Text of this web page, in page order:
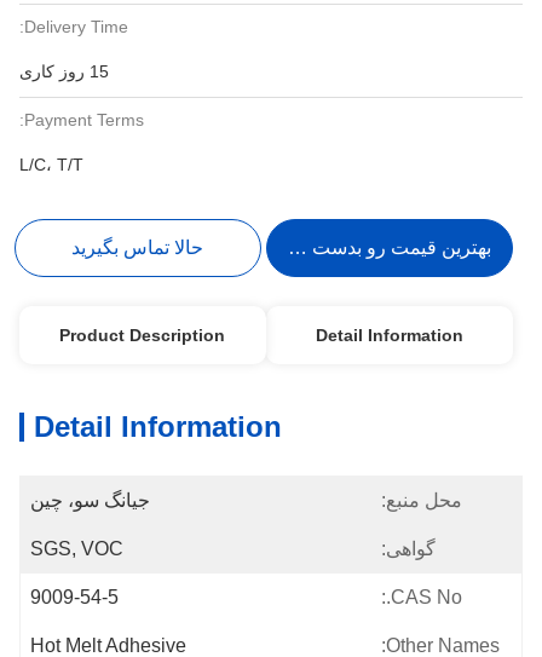
Delivery Time:
15 روز کاری
Payment Terms:
L/C، T/T
بهترین قیمت رو بدست بیار حالا تماس بگیرید
Detail Information
Product Description
Detail Information
محل منبع: جیانگ سو، چین
گواهی: SGS, VOC
CAS No.:
9009-54-5
Other Names:
Hot Melt Adhesive